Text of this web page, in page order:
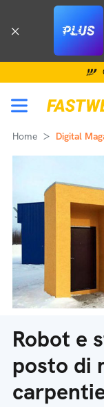
Home Digital
Robot e
posto di